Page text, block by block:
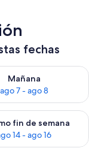
fechas
ago 6 - ago 7
Mañana
ago 7 - ago 8
disponibilidad
ago 7 -
fin de semana
14 - ago 16
disponibilidad